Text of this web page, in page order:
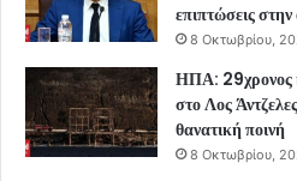
επιπτώσεις στην
8 Οκτωβρίου,
ΗΠΑ: 29χρονος
στο Λος
θανατική ποινή
8 Οκτωβρίου,